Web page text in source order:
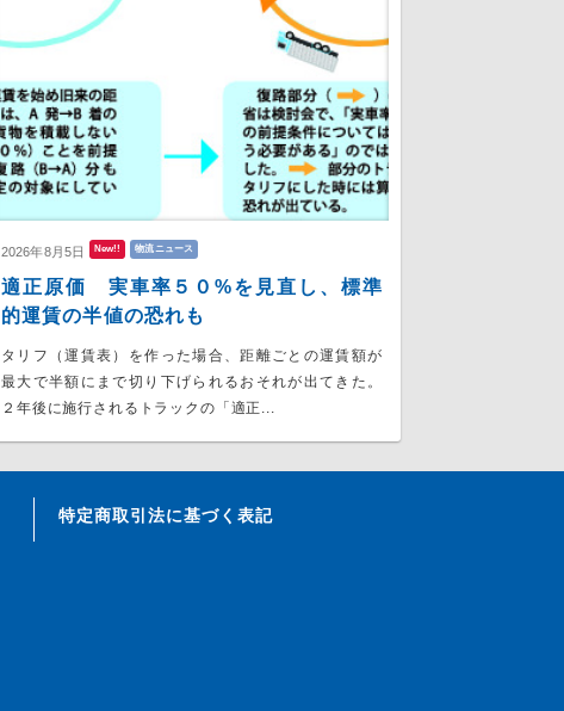
2026年8月5日 New!! 物流ニュース
適正原価 実車率５０%を見直し、標準
的運賃の半値の恐れも
タリフ（運賃表）を作った場合、距離ごとの運賃額が
最大で半額にまで切り下げられるおそれが出てきた。
２年後に施行されるトラックの「適正...
特定商取引法に基づく表記